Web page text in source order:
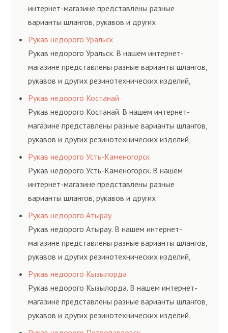
интернет-магазине представлены разные
варианты шлангов, рукавов и других
резинотехнических изделий, соответствующих
ГОСТам, техническим условиям и нормативам.
Рукав недорого Уральск
Рукав недорого Уральск. В нашем интернет-
магазине представлены разные варианты шлангов,
рукавов и других резинотехнических изделий,
соответствующих ГОСТам, техническим условиям
и нормативам.
Рукав недорого Костанай
Рукав недорого Костанай. В нашем интернет-
магазине представлены разные варианты шлангов,
рукавов и других резинотехнических изделий,
соответствующих ГОСТам, техническим условиям
и нормативам.
Рукав недорого Усть-Каменогорск
Рукав недорого Усть-Каменогорск. В нашем
интернет-магазине представлены разные
варианты шлангов, рукавов и других
резинотехнических изделий, соответствующих
ГОСТам, техническим условиям и нормативам.
Рукав недорого Атырау
Рукав недорого Атырау. В нашем интернет-
магазине представлены разные варианты шлангов,
рукавов и других резинотехнических изделий,
соответствующих ГОСТам, техническим условиям
и нормативам.
Рукав недорого Кызылорда
Рукав недорого Кызылорда. В нашем интернет-
магазине представлены разные варианты шлангов,
рукавов и других резинотехнических изделий,
соответствующих ГОСТам, техническим условиям